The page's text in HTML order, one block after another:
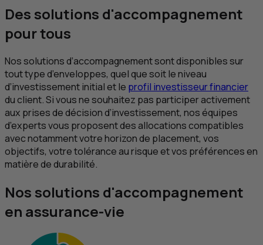
Des solutions d'accompagnement
pour tous
Nos solutions d’accompagnement sont disponibles sur
tout type d’enveloppes, quel que soit le niveau
d’investissement initial et le profil investisseur financier
du client. Si vous ne souhaitez pas participer activement
aux prises de décision d’investissement, nos équipes
d’experts vous proposent des allocations compatibles
avec notamment votre horizon de placement, vos
objectifs, votre tolérance au risque et vos préférences en
matière de durabilité.
Nos solutions d'accompagnement
en assurance-vie